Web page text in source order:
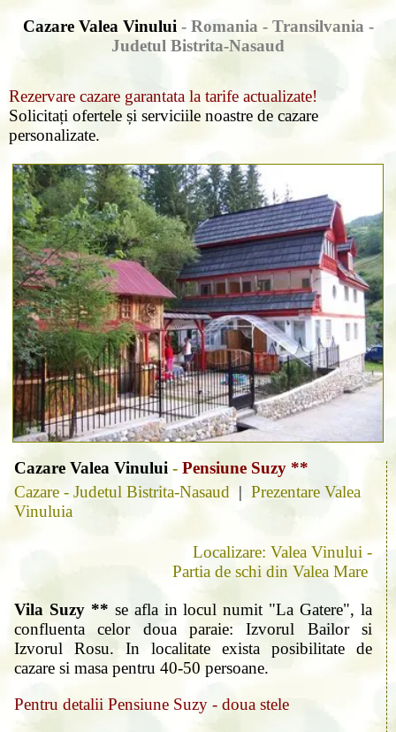
Cazare Valea Vinului - Romania - Transilvania -
Judetul Bistrita-Nasaud
Rezervare cazare garantata la tarife actualizate!
Solicitați ofertele și serviciile noastre de cazare
personalizate.
Cazare Valea Vinului - Pensiune Suzy **
Cazare - Judetul Bistrita-Nasaud | Prezentare Valea
Vinuluia
Localizare: Valea Vinului -
Partia de schi din Valea Mare
Vila Suzy ** se afla in locul numit "La Gatere", la
confluenta celor doua paraie: Izvorul Bailor si
Izvorul Rosu. In localitate exista posibilitate de
cazare si masa pentru 40-50 persoane.
Pentru detalii Pensiune Suzy - doua stele